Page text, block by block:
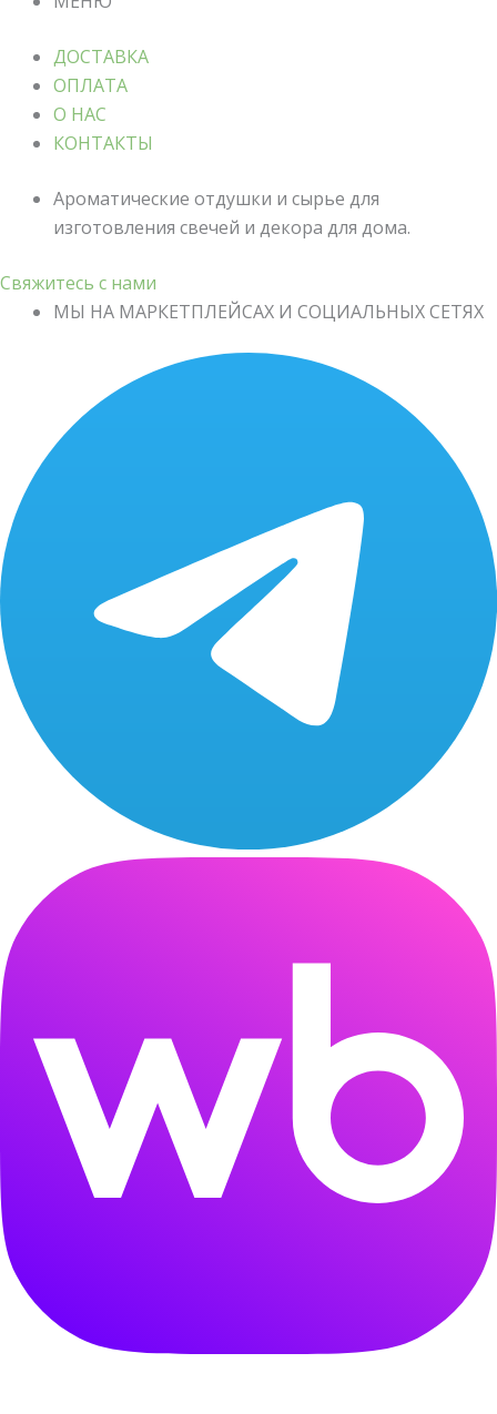
ДОСТАВКА
ОПЛАТА
О НАС
КОНТАКТЫ
Ароматические отдушки и сырье для
изготовления свечей и декора для дома.
Свяжитесь с нами
МЫ НА МАРКЕТПЛЕЙСАХ И СОЦИАЛЬНЫХ СЕТЯХ